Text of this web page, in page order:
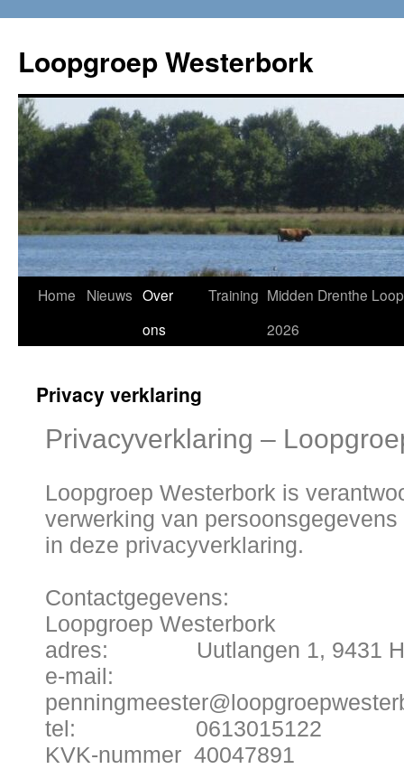
Loopgroep Westerbork
Home Nieuws Over
ons
Training Midden Drenthe Loop
2026
Privacy verklaring
Privacyverklaring –
Loopgroep Westerbork is
verwerking van
in deze privacyverklaring.
Contactgegevens:
Loopgroep Westerbork
adres: Uutlangen 1, 9431
e-mail:
tel: 0613015122
KVK-nummer 40047891